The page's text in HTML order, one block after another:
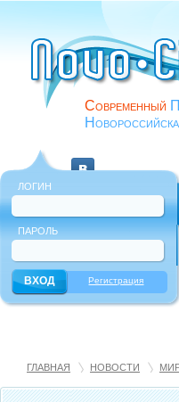
Современный
Новороссийска
ЛОГИН
ПАРОЛЬ
Регистрация
ГЛАВНАЯ НОВОСТИ